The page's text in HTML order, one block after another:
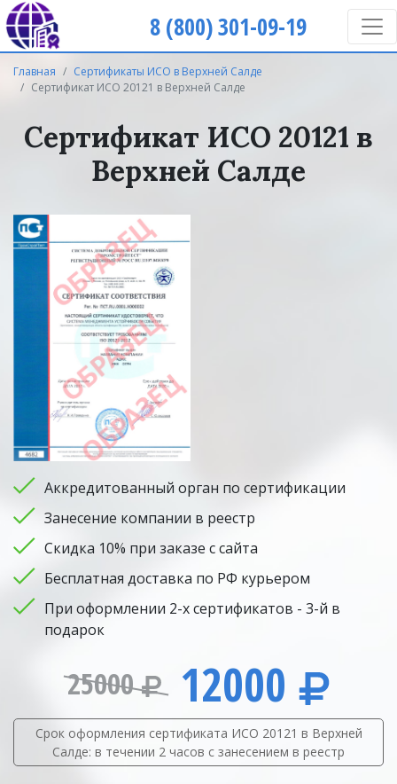
8 (800) 301-09-19
Главная
Сертификаты ИСО в Верхней Салде
Сертификат ИСО 20121 в Верхней Салде
Сертификат ИСО 20121 в
Верхней Салде
Аккредитованный орган по сертификации
Занесение компании в реестр
Скидка 10% при заказе с сайта
Бесплатная доставка по РФ курьером
При оформлении 2-х сертификатов - 3-й в
подарок
25000 12000
Срок оформления сертификата ИСО 20121 в Верхней
Салде: в течении 2 часов с занесением в реестр